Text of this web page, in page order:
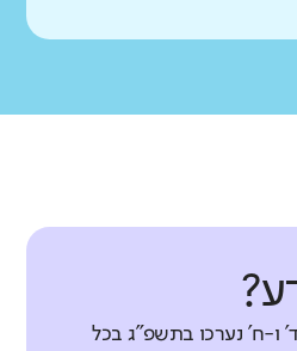
ו-ח' נערכו בתשפ"ג בכל